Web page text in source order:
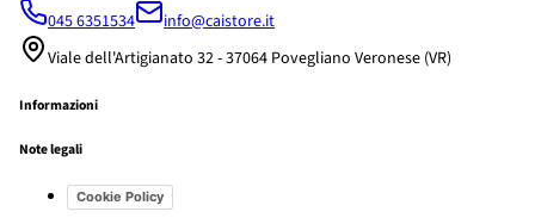
045 6351534
info@caistore.it
Viale dell'Artigianato 32 - 37064 Povegliano Veronese (VR)
Informazioni
Note legali
Cookie Policy